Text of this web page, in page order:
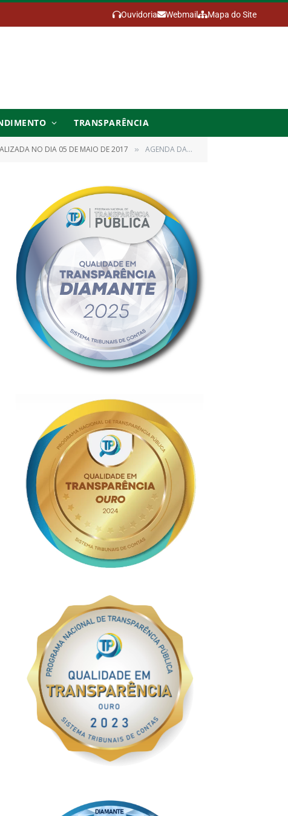
Ouvidoria Webmail Mapa do Site
TRANSPARÊNCIA
NO DIA 05 DE MAIO DE 2017 » AGENDA DA SESSÃO ORDINARIA DA CAMARA MUNICIPAL DE MOJU,ESTADO PARÁ ,DA 18ª LEGISLATURA, REALIZADA NO DIA 05 DE MAIO DE 2017, ÁS 09HS